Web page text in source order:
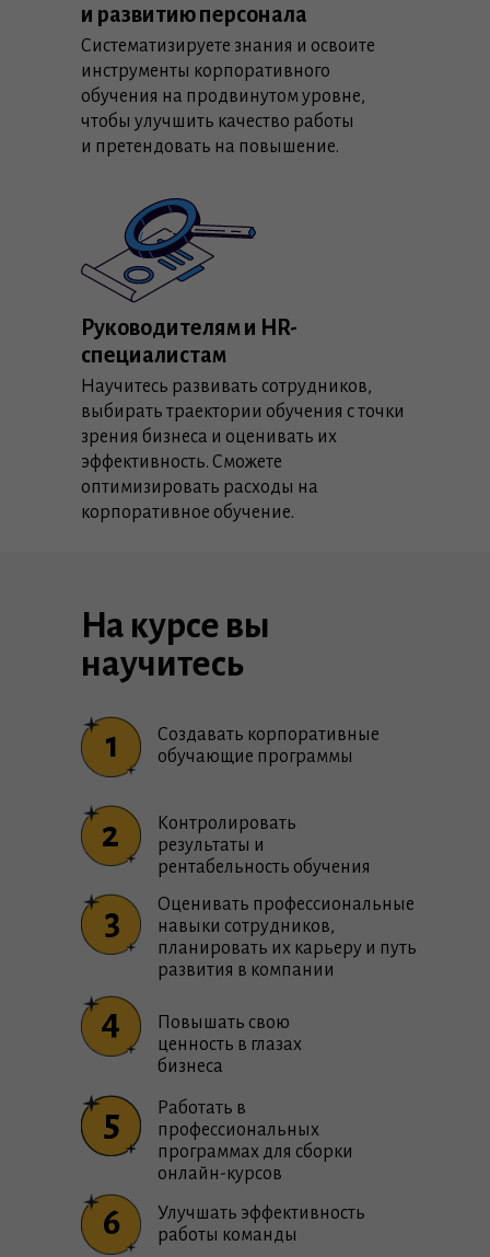
и развитию персонала
Систематизируете знания и освоите
инструменты корпоративного
обучения на продвинутом уровне,
чтобы улучшить качество работы
и претендовать на повышение.
Руководителям и HR-
специалистам
Научитесь развивать сотрудников,
выбирать траектории обучения с точки
зрения бизнеса и оценивать их
эффективность. Сможете
оптимизировать расходы на
корпоративное обучение.
4
1
2
6
3
5
5
На курсе вы
научитесь
Создавать корпоративные
обучающие программы
Оценивать профессиональные
навыки сотрудников,
планировать их карьеру и путь
развития в компании
Работать в
профессиональных
программах для сборки
онлайн-курсов
Контролировать
результаты и
рентабельность обучения
Повышать свою
ценность в глазах
бизнеса
Улучшать эффективность
работы команды